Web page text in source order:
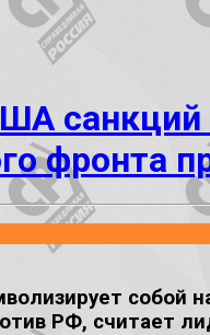
фронта
собой
РФ, считает